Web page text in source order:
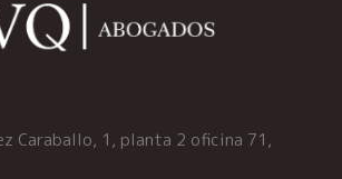
Caraballo, 1, planta 2 oficina 71,